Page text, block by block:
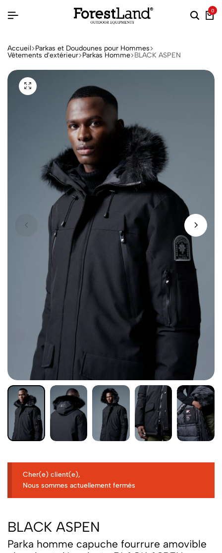
0
Accueil Parkas et Doudounes pour Hommes
Vêtements d'extérieur Parkas Homme BLACK ASPEN
Cher(e) client(e),
Nous sommes actuellement fermés
BLACK ASPEN
Parka homme capuche fourrure amovible